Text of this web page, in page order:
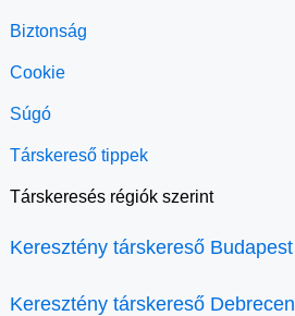
Biztonság
Cookie
Súgó
Társkereső tippek
Társkeresés régiók szerint
Keresztény társkereső Budapest
Keresztény társkereső Debrecen